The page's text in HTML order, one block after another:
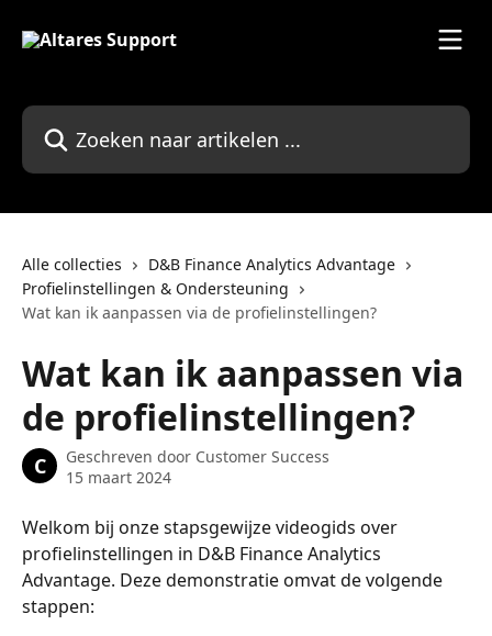
Zoeken naar artikelen ...
Alle collecties
D&B Finance Analytics Advantage
Profielinstellingen & Ondersteuning
Wat kan ik aanpassen via de profielinstellingen?
Wat kan ik aanpassen via
de profielinstellingen?
C Geschreven door Customer Success
15 maart 2024
Welkom bij onze stapsgewijze videogids over
profielinstellingen in D&B Finance Analytics
Advantage. Deze demonstratie omvat de volgende
stappen: